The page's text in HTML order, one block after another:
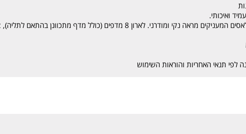
לארון 8 מדפים (כולל מדף מתכוונן בהתאם לתליה), 2 מגירות רחבות ומוט לתלייה.
לפי תנאי האחריות והוראות השימוש